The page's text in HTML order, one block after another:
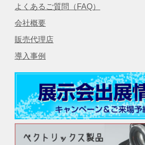
よくあるご質問（FAQ）
会社概要
販売代理店
導入事例